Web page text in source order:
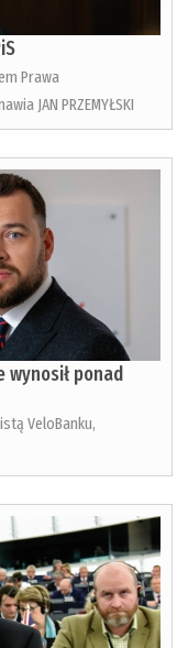
Prawa
JAN PRZEMYŁSKI
wynosił ponad
VeloBanku,